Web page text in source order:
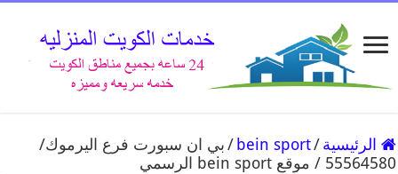
الرئيسية /
bein sport
/بي ان سبورت فرع اليرموك/
55564580 / موقع bein sport الرسمي